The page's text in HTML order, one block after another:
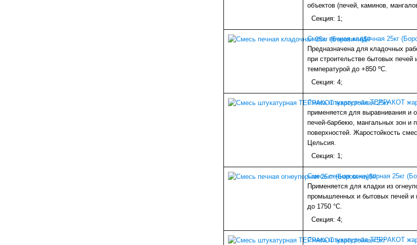
объектов (печей, каминов,
Секция: 1;
Смесь печная кладочная 25кг
Предназначена для кладочных
при строительстве бытовых печей
температурой до +850 ºС.
Секция: 4;
Смесь штукатурная ТЕРРАКОТ
применяется для выравнивания и
печей-барбекю, мангальных зон и
поверхностей. Жаростойкость
Цельсия.
Секция: 1;
Смесь печная огнеупорная 25кг
Применяется для кладки из
промышленных и бытовых печей и
до 1750 °С.
Секция: 4;
Смесь штукатурная ТЕРРАКОТ